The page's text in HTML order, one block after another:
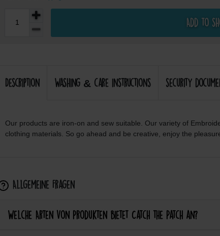
Add to
Description Washing & care instructions security
Our products are iron-on and sew suitable. Our variety of
clothing materials. So go ahead and be creative, enjoy the
Allgemeine Fragen
Welche Arten von Produkten bietet Catch the Patch an?